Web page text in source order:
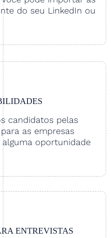
do seu LinkedIn ou
candidatos pelas
as empresas
oportunidade
ENTREVISTAS